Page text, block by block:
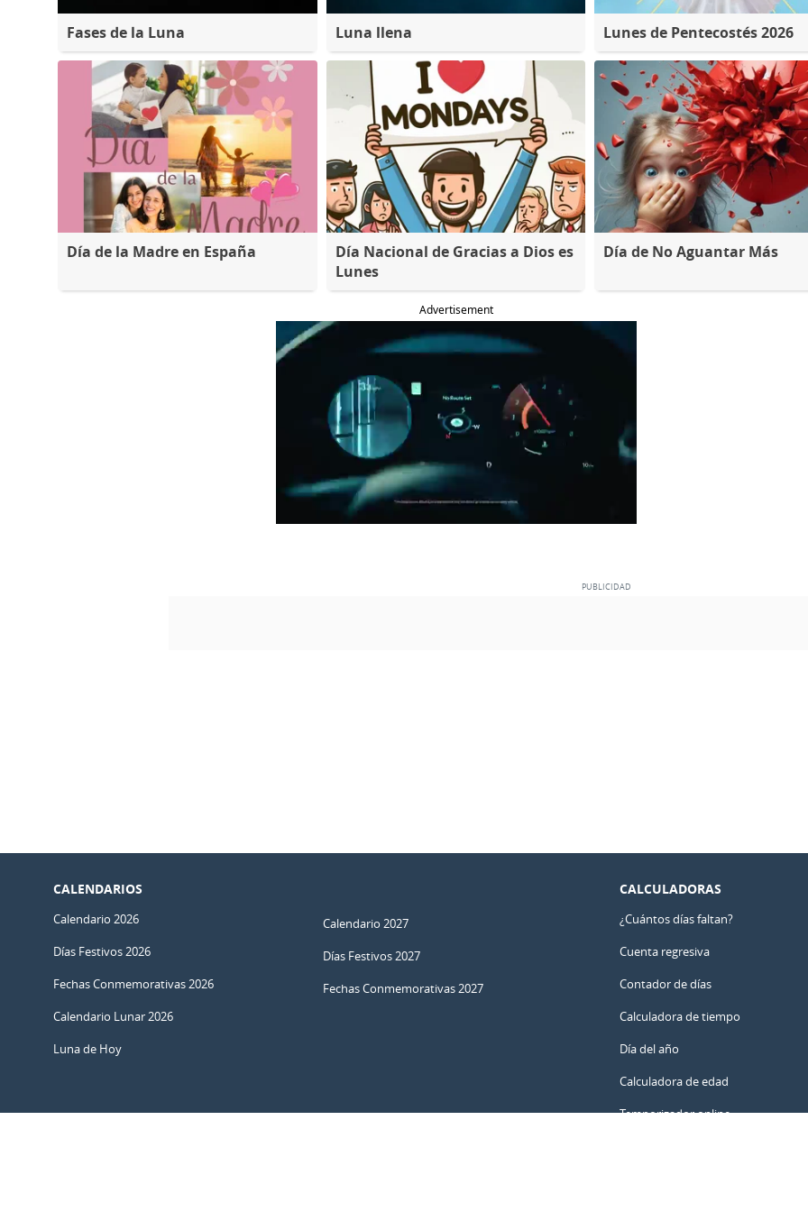
Fases de la Luna Luna llena Lunes de Pentecostés 2026
Día de la Madre en España
Día Nacional de Gracias a Dios es
Lunes
Día de No Aguantar Más
Advertisement
CALENDARIOS
Calendario 2026
Días Festivos 2026
Fechas Conmemorativas 2026
Calendario Lunar 2026
Luna de Hoy
Calendario 2027
Días Festivos 2027
Fechas Conmemorativas 2027
CALCULADORAS
¿Cuántos días faltan?
Cuenta regresiva
Contador de días
Calculadora de tiempo
Día del año
Calculadora de edad
Temporizador online